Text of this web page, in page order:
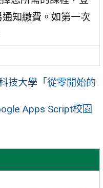
知繳費。如第一次
技大學「從零開始的
Apps Script校園